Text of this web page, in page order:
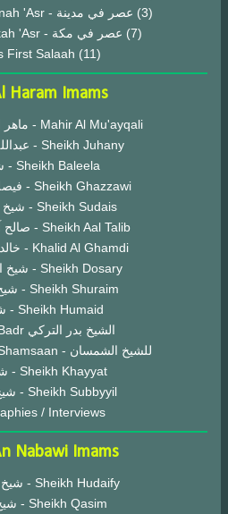
6) Madinah 'Asr - عصر في مدينة (3)
6) Makkah 'Asr - عصر في مكة (7)
First Salaah (11)
Haram Imams
ماهر المعيقلي - Mahir Al Mu'ayqali
عبدالله الجهني - Sheikh Juhany
شيخ بليلة - Sheikh Baleela
فيصل غزاوي - Sheikh Ghazzawi
شيخ السديس - Sheikh Sudais
صالح آل طالب - Sheikh Aal Talib
خالد الغامدي - Khalid Al Ghamdi
شيخ الدوسري - Sheikh Dosary
شيخ الشريم - Sheikh Shuraim
شيخ حميد - Sheikh Humaid
Sheikh Badr الشيخ بدر التركي
Sheikh Shamsaan - للشيخ الشمسان
شيخ خياط - Sheikh Khayyat
شيخ السبيل - Sheikh Subbyyil
/ Interviews
Nabawi Imams
شيخ الحذيفي - Sheikh Hudaify
شيخ القاسم - Sheikh Qasim